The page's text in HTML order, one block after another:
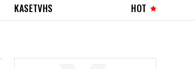
KASETVHS HOT